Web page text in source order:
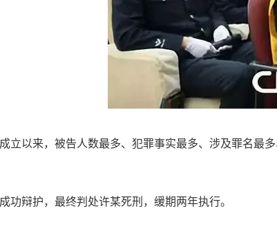
以来，被告人数最多、犯罪事实最多、涉及罪名最
辩护，最终判处许某死刑，缓期两年执行。